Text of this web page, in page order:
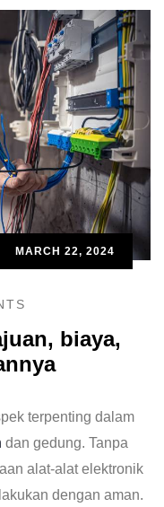
MARCH 22, 2024
biaya,
terpenting dalam
dan gedung. Tanpa
alat-alat elektronik
dengan aman.